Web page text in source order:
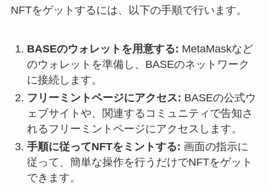
NFTをゲットするには、以下の手順で行います。
BASEのウォレットを用意する: MetaMaskなど
のウォレットを準備し、BASEのネットワーク
に接続します。
フリーミントページにアクセス: BASEの公式ウ
ェブサイトや、関連するコミュニティで告知さ
れるフリーミントページにアクセスします。
手順に従ってNFTをミントする: 画面の指示に
従って、簡単な操作を行うだけでNFTをゲット
できます。